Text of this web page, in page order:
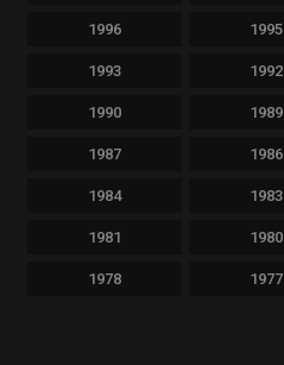
1996 1995
1993 1992
1990 1989
1987 1986
1984 1983
1981 1980
1978 1977